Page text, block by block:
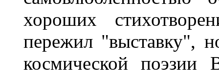
хороших
пережил "выставку",
космической поэзии